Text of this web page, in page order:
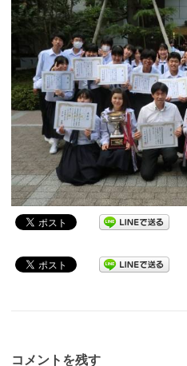
コメントを残す